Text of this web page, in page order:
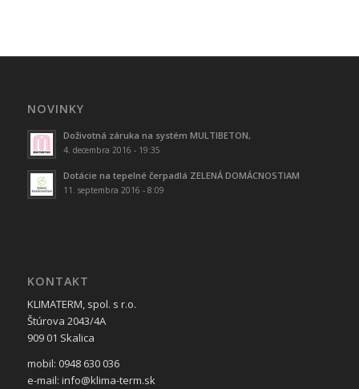
NOVINKY
Doživotná záruka na systém MULTIBETON,
4. decembra 2016 - 19:35
Dotácie na tepelné čerpadlá ZELENÁ DOMÁCNOSTIAM
11. septembra 2016 - 8:09
KONTAKT
KLIMATERM, spol. s r.o.
Štúrova 2043/4A
909 01 Skalica
mobil: 0948 630 036
e-mail: info@klima-term.sk